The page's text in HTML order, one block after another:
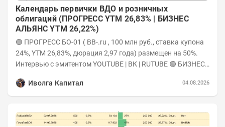
Календарь первички ВДО и розничных
облигаций (ПРОГРЕСС YTM 26,83% | БИЗНЕС
АЛЬЯНС YTM 26,22%)
🟢 ПРОГРЕСС БО-01 ( ВB-.ru , 100 млн руб., ставка купона
24%, YTM 26,83%, дюрация 2,97 года) размещен на 50%.
Интервью с эмитентом YOUTUBE | ВК | RUTUBE 🟢 БИЗНЕС
Иволга Капитал
04.08.2026